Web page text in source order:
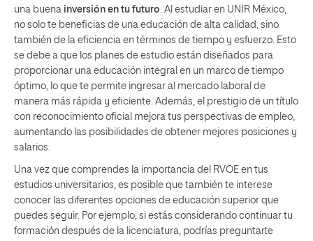
una buena inversión en tu futuro. Al estudiar en UNIR México,
no solo te beneficias de una educación de alta calidad, sino
también de la eficiencia en términos de tiempo y esfuerzo. Esto
se debe a que los planes de estudio están diseñados para
proporcionar una educación integral en un marco de tiempo
óptimo, lo que te permite ingresar al mercado laboral de
manera más rápida y eficiente. Además, el prestigio de un título
con reconocimiento oficial mejora tus perspectivas de empleo,
aumentando las posibilidades de obtener mejores posiciones y
salarios.
Una vez que comprendes la importancia del RVOE en tus
estudios universitarios, es posible que también te interese
conocer las diferentes opciones de educación superior que
puedes seguir. Por ejemplo, si estás considerando continuar tu
formación después de la licenciatura, podrías preguntarte